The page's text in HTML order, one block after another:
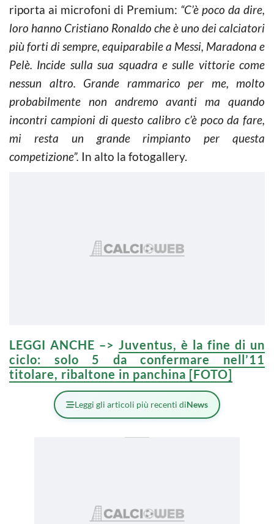
riporta ai microfoni di Premium: “C’è poco da dire,
loro hanno Cristiano Ronaldo che è uno dei calciatori
più forti di sempre, equiparabile a Messi, Maradona e
Pelè. Incide sulla sua squadra e sulle vittorie come
nessun altro. Grande rammarico per me, molto
probabilmente non andremo avanti ma quando
incontri campioni di questo calibro c’è poco da fare,
mi resta un grande rimpianto per questa
competizione”. In alto la fotogallery.
LEGGI ANCHE –> Juventus, è la fine di un
ciclo: solo 5 da confermare nell’11
titolare, ribaltone in panchina [FOTO]
Leggi gli articoli più recenti diNews